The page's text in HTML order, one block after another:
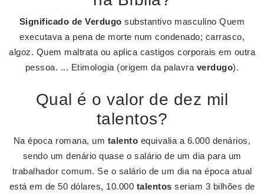
Significado de Verdugo substantivo masculino Quem
executava a pena de morte num condenado; carrasco,
algoz. Quem maltrata ou aplica castigos corporais em outra
pessoa. ... Etimologia (origem da palavra verdugo).
Qual é o valor de dez mil
talentos?
Na época romana, um talento equivalia a 6.000 denários,
sendo um denário quase o salário de um dia para um
trabalhador comum. Se o salário de um dia na época atual
está em de 50 dólares, 10.000 talentos seriam 3 bilhões de